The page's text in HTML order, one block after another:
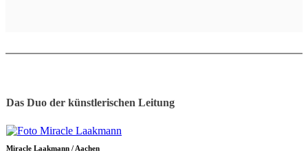
Das Duo der künstlerischen Leitung
Miracle Laakmann / Aachen